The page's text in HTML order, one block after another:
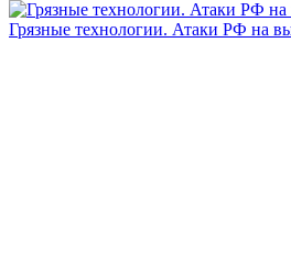
Грязные технологии. Атаки РФ на